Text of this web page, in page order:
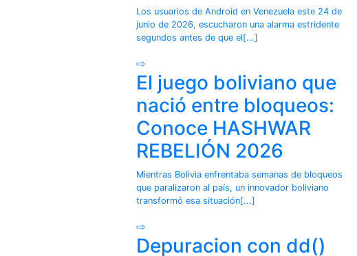
Los usuarios de Android en Venezuela este 24 de
junio de 2026, escucharon una alarma estridente
segundos antes de que el[...]
⇨
El juego boliviano que
nació entre bloqueos:
Conoce HASHWAR
REBELIÓN 2026
Mientras Bolivia enfrentaba semanas de bloqueos
que paralizaron al país, un innovador boliviano
transformó esa situación[...]
⇨
Depuracion con dd()